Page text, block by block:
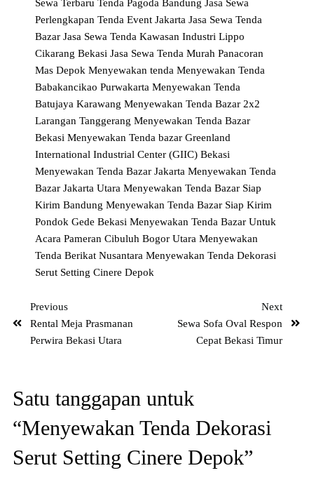
Sewa Terbaru Tenda Pagoda BandungJasa Sewa
Perlengkapan Tenda Event JakartaJasa Sewa Tenda
BazarJasa Sewa Tenda Kawasan Industri Lippo
Cikarang BekasiJasa Sewa Tenda Murah Panacoran
Mas DepokMenyewakan tendaMenyewakan Tenda
Babakancikao PurwakartaMenyewakan Tenda
Batujaya KarawangMenyewakan Tenda Bazar 2x2
Larangan TanggerangMenyewakan Tenda Bazar
BekasiMenyewakan Tenda bazar Greenland
International Industrial Center (GIIC) Bekasi
Menyewakan Tenda Bazar JakartaMenyewakan Tenda
Bazar Jakarta UtaraMenyewakan Tenda Bazar Siap
Kirim BandungMenyewakan Tenda Bazar Siap Kirim
Pondok Gede BekasiMenyewakan Tenda Bazar Untuk
Acara Pameran Cibuluh Bogor UtaraMenyewakan
Tenda Berikat NusantaraMenyewakan Tenda Dekorasi
Serut Setting Cinere Depok
Previous
Rental Meja Prasmanan
Perwira Bekasi Utara
Next
Sewa Sofa Oval Respon
Cepat Bekasi Timur
Satu tanggapan untuk
“Menyewakan Tenda Dekorasi
Serut Setting Cinere Depok”